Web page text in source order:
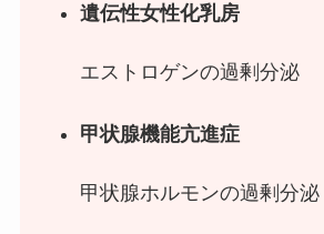
遺伝性女性化乳房
エストロゲンの過剰分泌
甲状腺機能亢進症
甲状腺ホルモンの過剰分泌